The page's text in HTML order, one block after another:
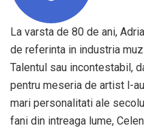
La varsta de 80 de ani,
de referinta in industria
Talentul sau incontestabil,
pentru meseria de artist l-
mari personalitati ale
fani din intreaga lume,